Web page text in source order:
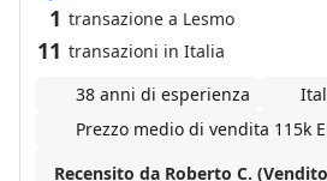
1 transazione a Lesmo
11 transazioni in Italia
38 anni di esperienza
Prezzo medio di vendita 115k
Recensito da Roberto C.